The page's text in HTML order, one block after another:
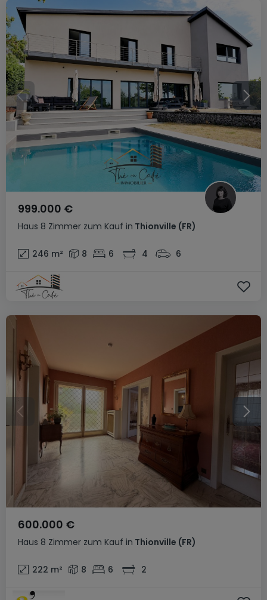
Haus 8 Zimmer zum Kauf in Thionville (FR)
999.000 €
246 m² 8 6 4 6
Haus 8 Zimmer zum Kauf in Thionville (FR)
600.000 €
222 m² 8 6 2